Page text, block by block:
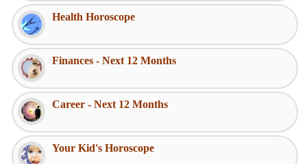
Health Horoscope
Finances - Next 12 Months
Career - Next 12 Months
Your Kid's Horoscope